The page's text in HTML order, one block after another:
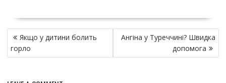
Н
а
в
г
Якщо у дитини болить
горло
Ангіна у Туреччині? Швидка
допомога